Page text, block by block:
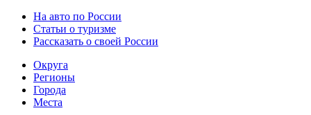
На авто по России
Статьи о туризме
Рассказать о своей России
Округа
Регионы
Города
Места